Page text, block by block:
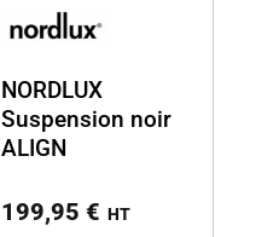
NORDLUX
Suspension noir
ALIGN
199,95 € HT